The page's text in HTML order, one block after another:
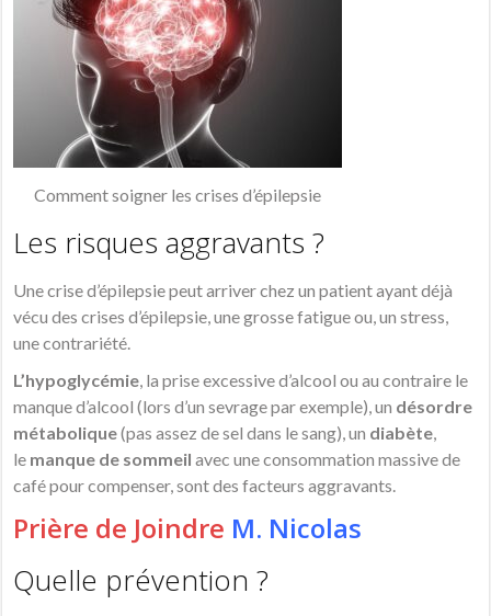
Comment soigner les crises d’épilepsie
Les risques aggravants ?
Une crise d’épilepsie peut arriver chez un patient ayant déjà
vécu des crises d’épilepsie, une grosse fatigue ou, un stress,
une contrariété.
L’hypoglycémie, la prise excessive d’alcool ou au contraire le
manque d’alcool (lors d’un sevrage par exemple), un désordre
métabolique(pas assez de sel dans le sang), un diabète,
le manque de sommeil avec une consommation massive de
café pour compenser, sont des facteurs aggravants.
Prière de Joindre M. Nicolas
Quelle prévention ?